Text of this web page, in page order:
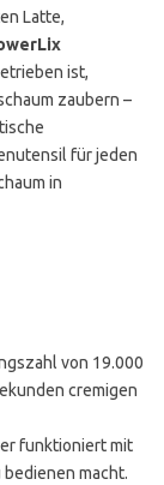
Latte,
ist,
zaubern –
für jeden
in
von 19.000
cremigen
funktioniert mit
macht.